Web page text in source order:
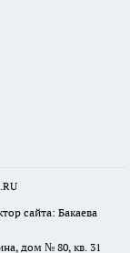
сайта: Бакаева
дом № 80, кв. 31